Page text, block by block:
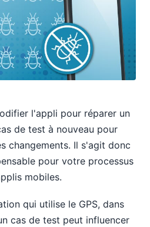
l'appli pour réparer un
de test à nouveau pour
changements. Il s'agit donc
pour votre processus
mobiles.
qui utilise le GPS, dans
cas de test peut influencer